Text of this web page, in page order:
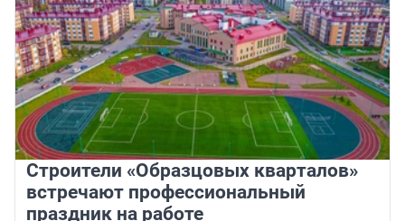
Строители «Образцовых кварталов»
встречают профессиональный
праздник на работе